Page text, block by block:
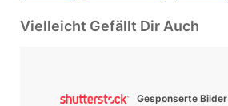
Vielleicht Gefällt Dir Auch
Gesponserte Bilder